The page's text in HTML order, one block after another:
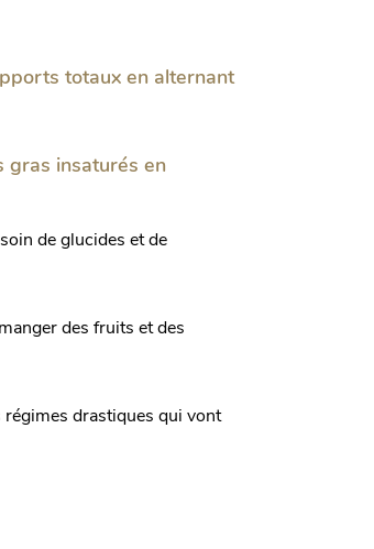
totaux en alternant
gras insaturés en
de glucides et de
des fruits et des
régimes drastiques qui vont